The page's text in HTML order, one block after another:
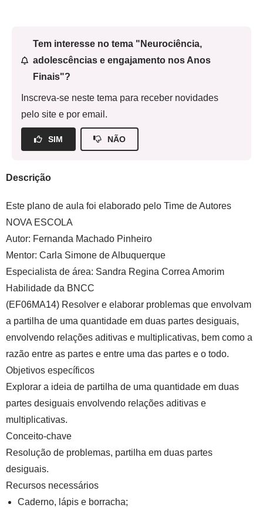
Tem interesse no tema "Neurociência,
adolescências e engajamento nos Anos
Finais"?
Inscreva-se neste tema para receber novidades
pelo site e por email.
SIM NÃO
Descrição
Este plano de aula foi elaborado pelo Time de Autores
NOVA ESCOLA
Autor: Fernanda Machado Pinheiro
Mentor: Carla Simone de Albuquerque
Especialista de área: Sandra Regina Correa Amorim
Habilidade da BNCC
(EF06MA14) Resolver e elaborar problemas que envolvam
a partilha de uma quantidade em duas partes desiguais,
envolvendo relações aditivas e multiplicativas, bem como a
razão entre as partes e entre uma das partes e o todo.
Objetivos específicos
Explorar a ideia de partilha de uma quantidade em duas
partes desiguais envolvendo relações aditivas e
multiplicativas.
Conceito-chave
Resolução de problemas, partilha em duas partes
desiguais.
Recursos necessários
Caderno, lápis e borracha;